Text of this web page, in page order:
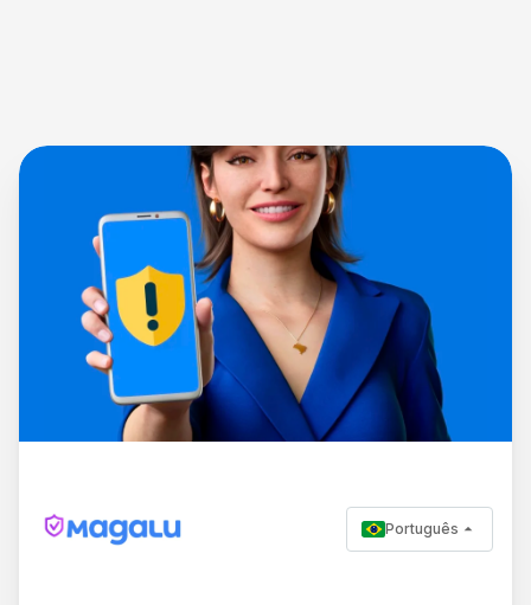
Português